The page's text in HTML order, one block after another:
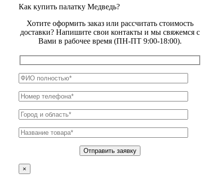
Как купить палатку Медведь?
Хотите оформить заказ или рассчитать стоимость
доставки? Напишите свои контакты и мы свяжемся с
Вами в рабочее время (ПН-ПТ 9:00-18:00).
×